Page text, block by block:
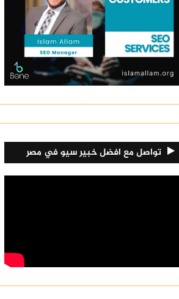
تواصل مع افضل خبير سيو في مصر